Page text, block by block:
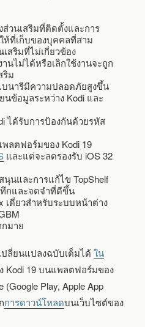
วนเสริมที่ติดตั้งและการ
ห้ที่เก็บของบุคคลที่สาม
สริมที่ไม่เกี่ยวข้อง
นไม่ได้หรือเลิกใช้งานจะถูก
ริม
บนารีมีความปลอดภัยสูงขึ้น
นข้อมูลระหว่าง Kodi และ
ได้รับการป้องกันด้วยรหัส
ลตฟอร์มของ Kodi 19
และแต่จะลดรองรับ iOS 32
นุนและการแก้ไข TopShelf
ทึกและจดจำที่ดีขึ้น
เดี่ยวสำหรับระบบหน้าต่าง
มาย
ลี่ยนแปลงฉบับเต็มได้ใน
Kodi 19 บนแพลตฟอร์มของ
Play, Apple App
การดาวน์โหลดบนเว็บไซต์ของ